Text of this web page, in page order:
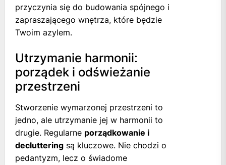
przyczynia się do budowania spójnego i
zapraszającego wnętrza, które będzie
Twoim azylem.
Utrzymanie harmonii:
porządek i odświeżanie
przestrzeni
Stworzenie wymarzonej przestrzeni to
jedno, ale utrzymanie jej w harmonii to
drugie. Regularne porządkowanie i
decluttering są kluczowe. Nie chodzi o
pedantyzm, lecz o świadome